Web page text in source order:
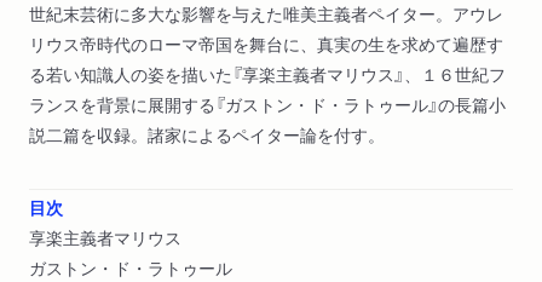
世紀末芸術に多大な影響を与えた唯美主義者ペイター。アウレ
リウス帝時代のローマ帝国を舞台に、真実の生を求めて遍歴す
る若い知識人の姿を描いた『享楽主義者マリウス』、１６世紀フ
ランスを背景に展開する『ガストン・ド・ラトゥール』の長篇小
説二篇を収録。諸家によるペイター論を付す。
目次
享楽主義者マリウス
ガストン・ド・ラトゥール